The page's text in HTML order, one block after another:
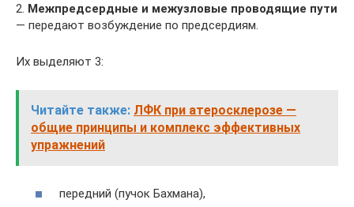
2. Межпредсердные и межузловые проводящие пути
— передают возбуждение по предсердиям.
Их выделяют 3:
Читайте также: ЛФК при атеросклерозе —
общие принципы и комплекс эффективных
упражнений
передний (пучок Бахмана),